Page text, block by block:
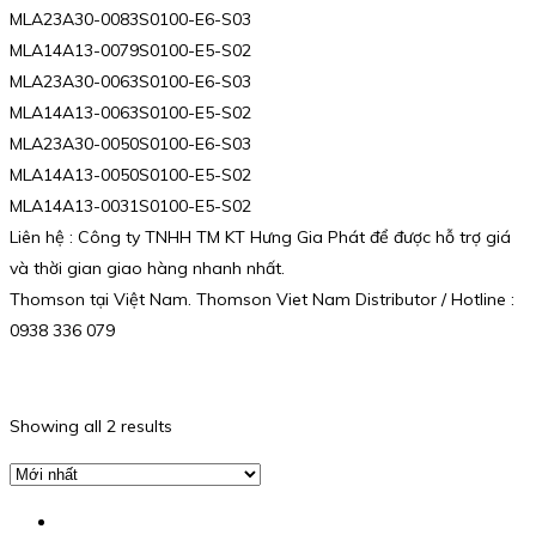
MLA23A30-0083S0100-E6-S03
MLA14A13-0079S0100-E5-S02
MLA23A30-0063S0100-E6-S03
MLA14A13-0063S0100-E5-S02
MLA23A30-0050S0100-E6-S03
MLA14A13-0050S0100-E5-S02
MLA14A13-0031S0100-E5-S02
Liên hệ : Công ty TNHH TM KT Hưng Gia Phát để được hỗ trợ giá
và thời gian giao hàng nhanh nhất.
Thomson tại Việt Nam. Thomson Viet Nam Distributor / Hotline :
0938 336 079
Showing all 2 results